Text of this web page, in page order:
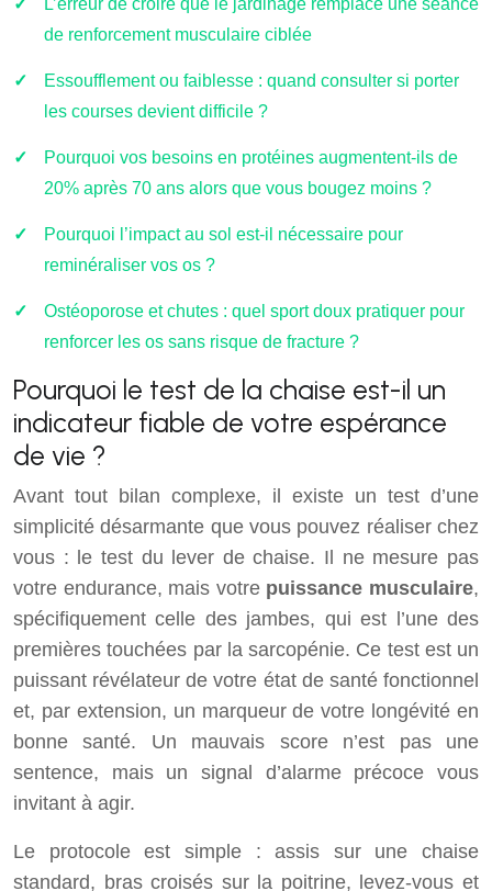
L’erreur de croire que le jardinage remplace une séance
de renforcement musculaire ciblée
Essoufflement ou faiblesse : quand consulter si porter
les courses devient difficile ?
Pourquoi vos besoins en protéines augmentent-ils de
20% après 70 ans alors que vous bougez moins ?
Pourquoi l’impact au sol est-il nécessaire pour
reminéraliser vos os ?
Ostéoporose et chutes : quel sport doux pratiquer pour
renforcer les os sans risque de fracture ?
Pourquoi le test de la chaise est-il un
indicateur fiable de votre espérance
de vie ?
Avant tout bilan complexe, il existe un test d’une
simplicité désarmante que vous pouvez réaliser chez
vous : le test du lever de chaise. Il ne mesure pas
votre endurance, mais votre puissance musculaire,
spécifiquement celle des jambes, qui est l’une des
premières touchées par la sarcopénie. Ce test est un
puissant révélateur de votre état de santé fonctionnel
et, par extension, un marqueur de votre longévité en
bonne santé. Un mauvais score n’est pas une
sentence, mais un signal d’alarme précoce vous
invitant à agir.
Le protocole est simple : assis sur une chaise
standard, bras croisés sur la poitrine, levez-vous et